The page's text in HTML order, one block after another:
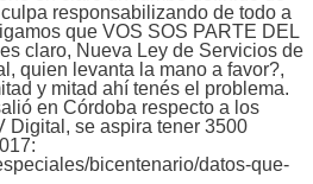
responsabilizando de todo a
que VOS SOS PARTE DEL
claro, Nueva Ley de Servicios de
quien levanta la mano a favor?,
y mitad ahí tenés el problema.
en Córdoba respecto a los
Digital, se aspira tener 3500
bicentenario/datos-que-